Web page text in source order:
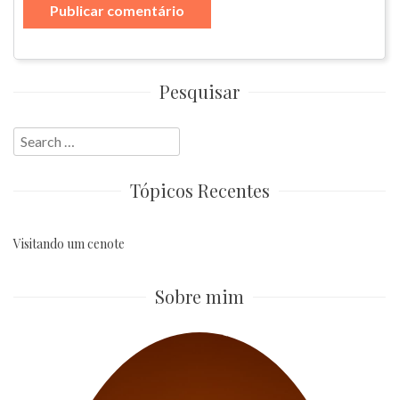
Pesquisar
Search
for:
Tópicos Recentes
Visitando um cenote
Sobre mim